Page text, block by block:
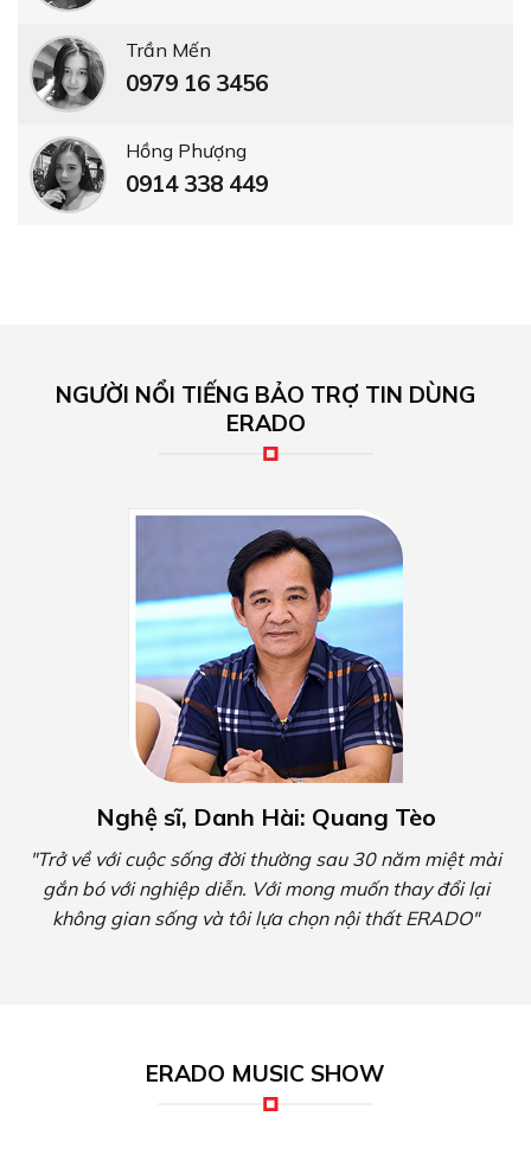
Trần Mến
0979 16 3456
Hồng Phượng
0914 338 449
NGƯỜI NỔI TIẾNG BẢO TRỢ TIN DÙNG
ERADO
Nghệ sĩ, Danh Hài: Quang Tèo
"Trở về với cuộc sống đời thường sau 30 năm miệt mài
gắn bó với nghiệp diễn. Với mong muốn thay đổi lại
không gian sống và tôi lựa chọn nội thất ERADO"
ERADO MUSIC SHOW